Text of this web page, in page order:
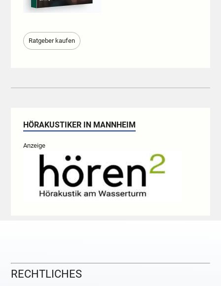
Ratgeber kaufen
HÖRAKUSTIKER IN MANNHEIM
Anzeige
RECHTLICHES